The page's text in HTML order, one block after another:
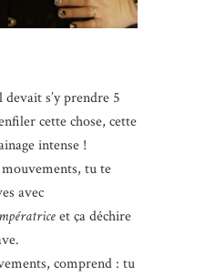
s’y prendre 5
cette chose, cette
intense !
tu te
avec
et ça déchire
comprend : tu